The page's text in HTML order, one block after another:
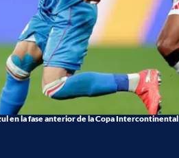
en la fase anterior de la Copa Intercontinental